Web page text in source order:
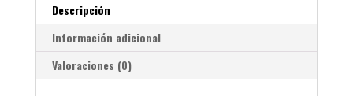
Descripción
Información adicional
Valoraciones (0)